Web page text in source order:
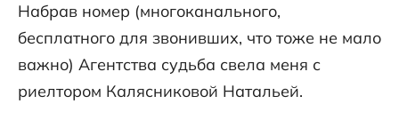
Набрав номер (многоканального,
бесплатного для звонивших, что тоже не мало
важно) Агентства судьба свела меня с
риелтором Калясниковой Натальей.